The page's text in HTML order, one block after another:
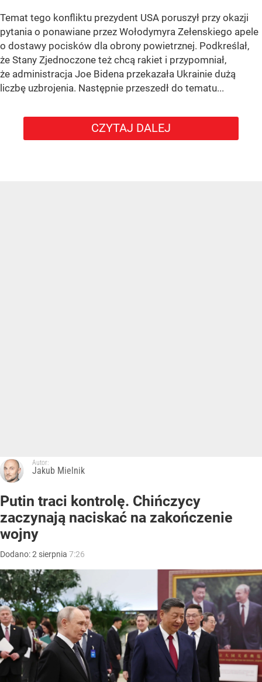
Temat tego konfliktu prezydent USA poruszył przy okazji
pytania o ponawiane przez Wołodymyra Zełenskiego apele
o dostawy pocisków dla obrony powietrznej. Podkreślał,
że Stany Zjednoczone też chcą rakiet i przypomniał,
że administracja Joe Bidena przekazała Ukrainie dużą
liczbę uzbrojenia. Następnie przeszedł do tematu...
CZYTAJ DALEJ
Autor:
Jakub Mielnik
Putin traci kontrolę. Chińczycy
zaczynają naciskać na zakończenie
wojny
Dodano:2 sierpnia 7:26